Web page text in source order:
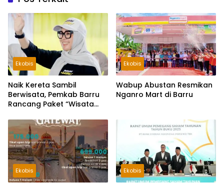
Ekobis
Naik Kereta Sambil
Berwisata, Pemkab Barru
Rancang Paket “Wisata
Sulawesi
Ekobis
Wabup Abustan Resmikan
Nganro Mart di Barru
Ekobis Ekobis